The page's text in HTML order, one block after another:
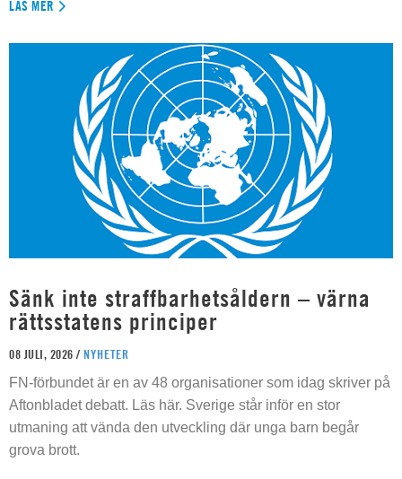
LÄS MER
Sänk inte straffbarhetsåldern – värna
rättsstatens principer
08 JULI, 2026 / NYHETER
FN-förbundet är en av 48 organisationer som idag skriver på
Aftonbladet debatt. Läs här. Sverige står inför en stor
utmaning att vända den utveckling där unga barn begår
grova brott.